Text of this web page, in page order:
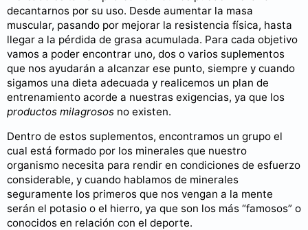
decantarnos por su uso. Desde aumentar la masa
muscular, pasando por mejorar la resistencia física, hasta
llegar a la pérdida de grasa acumulada. Para cada objetivo
vamos a poder encontrar uno, dos o varios suplementos
que nos ayudarán a alcanzar ese punto, siempre y cuando
sigamos una dieta adecuada y realicemos un plan de
entrenamiento acorde a nuestras exigencias, ya que los
productos milagrosos no existen.
Dentro de estos suplementos, encontramos un grupo el
cual está formado por los minerales que nuestro
organismo necesita para rendir en condiciones de esfuerzo
considerable, y cuando hablamos de minerales
seguramente los primeros que nos vengan a la mente
serán el potasio o el hierro, ya que son los más “famosos” o
conocidos en relación con el deporte.